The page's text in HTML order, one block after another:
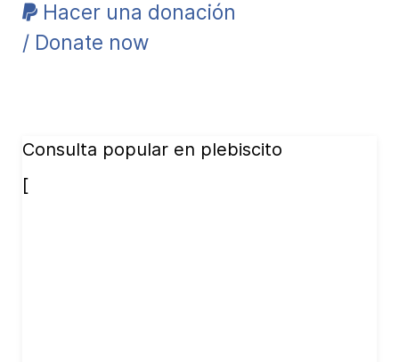
Hacer una donación
/ Donate now
Consulta popular en plebiscito
[